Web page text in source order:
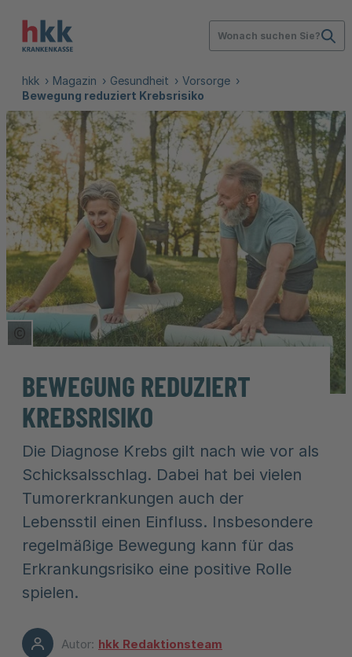
Wonach suchen Sie?
hkk Magazin Gesundheit
Vorsorge
Bewegung reduziert Krebsrisiko
Copyright Tooltip öffnen
BEWEGUNG REDUZIERT
KREBSRISIKO
Die Diagnose Krebs gilt nach wie vor als
Schicksalsschlag. Dabei hat bei vielen
Tumorerkrankungen auch der
Lebensstil einen Einfluss. Insbesondere
regelmäßige Bewegung kann für das
Erkrankungsrisiko eine positive Rolle
spielen.
Autor: hkk Redaktionsteam